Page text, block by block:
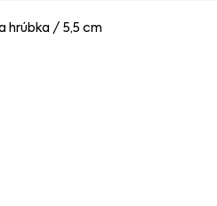
hrúbka / 5,5 cm